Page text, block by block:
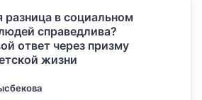
разница в социальном
справедлива?
ответ через призму
жизни